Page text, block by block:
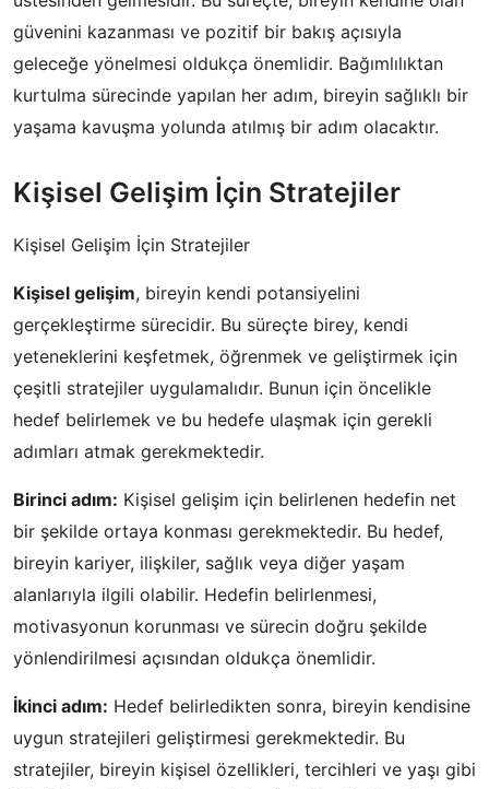
güvenini kazanması ve pozitif bir bakış açısıyla
geleceğe yönelmesi oldukça önemlidir. Bağımlılıktan
kurtulma sürecinde yapılan her adım, bireyin sağlıklı bir
yaşama kavuşma yolunda atılmış bir adım olacaktır.
Kişisel Gelişim İçin Stratejiler
Kişisel Gelişim İçin Stratejiler
Kişisel gelişim, bireyin kendi potansiyelini
gerçekleştirme sürecidir. Bu süreçte birey, kendi
yeteneklerini keşfetmek, öğrenmek ve geliştirmek için
çeşitli stratejiler uygulamalıdır. Bunun için öncelikle
hedef belirlemek ve bu hedefe ulaşmak için gerekli
adımları atmak gerekmektedir.
Birinci adım: Kişisel gelişim için belirlenen hedefin net
bir şekilde ortaya konması gerekmektedir. Bu hedef,
bireyin kariyer, ilişkiler, sağlık veya diğer yaşam
alanlarıyla ilgili olabilir. Hedefin belirlenmesi,
motivasyonun korunması ve sürecin doğru şekilde
yönlendirilmesi açısından oldukça önemlidir.
İkinci adım: Hedef belirledikten sonra, bireyin kendisine
uygun stratejileri geliştirmesi gerekmektedir. Bu
stratejiler, bireyin kişisel özellikleri, tercihleri ve yaşı gibi